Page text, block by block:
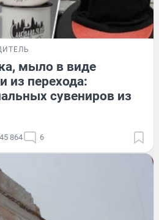
мыло в виде
из перехода:
сувениров из
45 864 6